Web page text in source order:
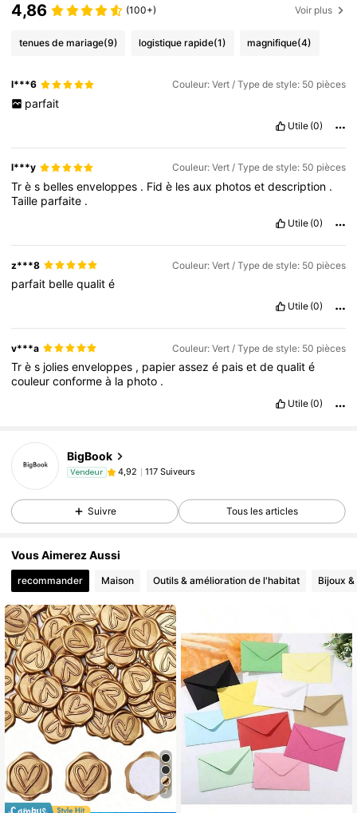
4,86 (100+) Voir plus
tenues de mariage(9) logistique rapide(1) magnifique(4)
l***6 Couleur: Vert / Type de style: 50 pièces
parfait
Utile (0)
l***y Couleur: Vert / Type de style: 50 pièces
Très bellesenveloppes . Fidè lesaux photosetdescription .
Taille parfaite .
Utile (0)
z***8 Couleur: Vert / Type de style: 50 pièces
parfait bellequalité
Utile (0)
v***a Couleur: Vert / Type de style: 50 pièces
Très joliesenveloppes , papierassezé paisetdequalité
couleurconformeà la photo .
Utile (0)
BigBook
Vendeur 4,92 117 Suiveurs
Suivre Tous les articles
Vous Aimerez Aussi
recommander Maison Outils & amélioration de l'habitat Bijoux
7